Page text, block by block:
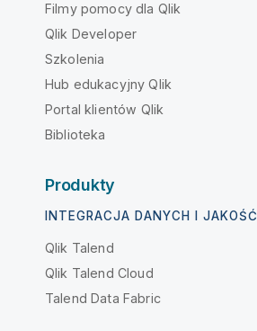
Filmy pomocy dla Qlik
Qlik Developer
Szkolenia
Hub edukacyjny Qlik
Portal klientów Qlik
Biblioteka
Produkty
INTEGRACJA DANYCH I JAKOŚĆ
Qlik Talend
Qlik Talend Cloud
Talend Data Fabric